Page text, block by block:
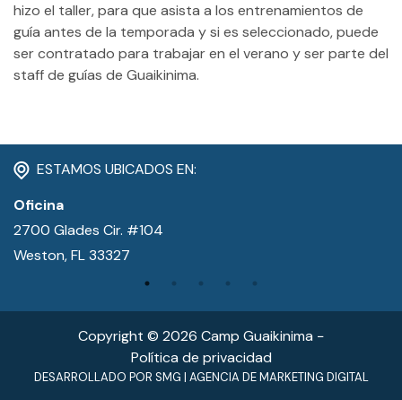
MI CUENTA
hizo el taller, para que asista a los entrenamientos de
guía antes de la temporada y si es seleccionado, puede
ser contratado para trabajar en el verano y ser parte del
staff de guías de Guaikinima.
ESTAMOS UBICADOS EN:
Oficina
2700 Glades Cir. #104
Weston, FL 33327
Copyright © 2026 Camp Guaikinima −
Política de privacidad
DESARROLLADO POR SMG | AGENCIA DE MARKETING DIGITAL